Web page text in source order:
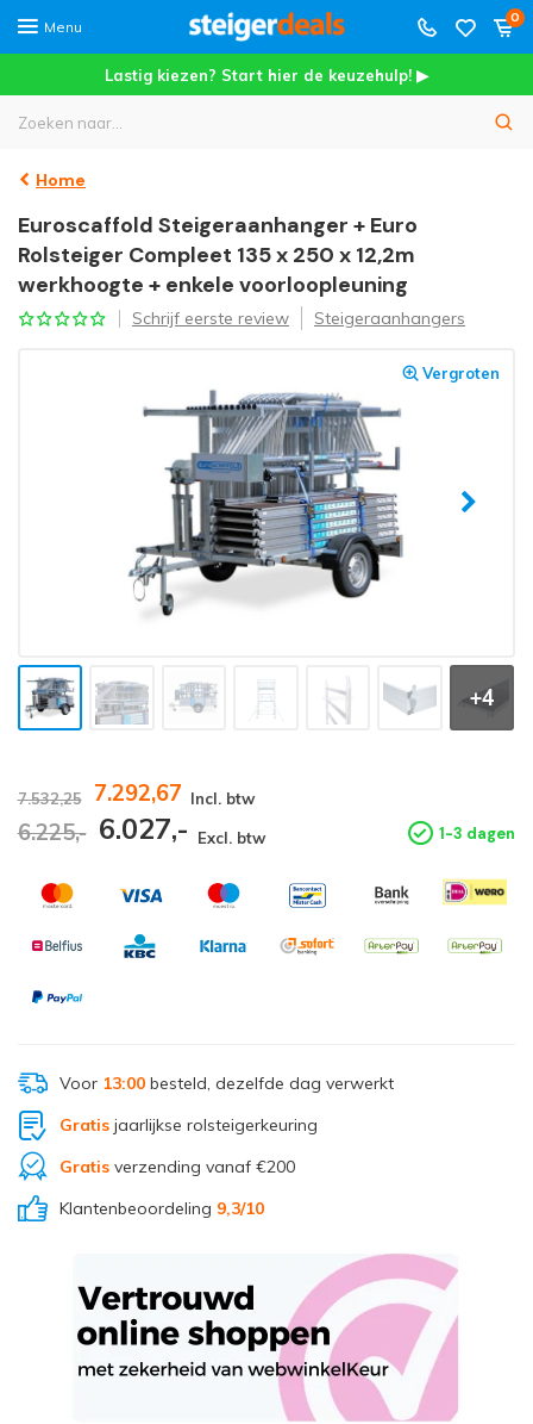
Menu
0
Lastig kiezen? Start hier de keuzehulp! ▶
Home
Euroscaffold Steigeraanhanger + Euro
Rolsteiger Compleet 135 x 250 x 12,2m
werkhoogte + enkele voorloopleuning
Schrijf eerste review Steigeraanhangers
Vergroten
+4
7.532,25 7.292,67 Incl. btw
6.225,- 6.027,- Excl. btw 1-3 dagen
Voor 13:00besteld, dezelfde dag verwerkt
Gratisjaarlijkse rolsteigerkeuring
Gratisverzending vanaf €200
Klantenbeoordeling 9,3/10